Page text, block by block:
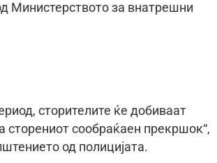
Министерството за внатрешни
сторителите ќе добиваат
сторениот сообраќаен прекршок“,
од полицијата.